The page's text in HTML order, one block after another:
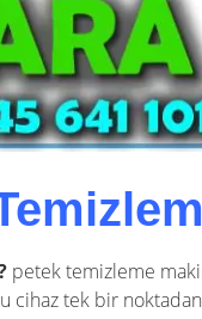
petek temizleme
tek bir